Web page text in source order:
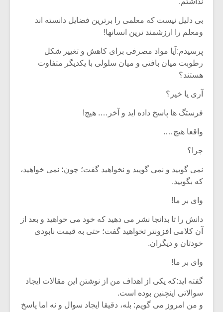
بی دلیل نیست که معلمی را برترین فضایل دانسته اند
ومعلم را ارزشمند ترین انسانها!
پرسیدم:آیا مواد مصرفی برای کاهش و تغییر شکل
رطوبت میان بافتی و میان سلولی با یکدیگر متفاوت
هستند؟
آری یا خیر؟
فرستگ ها پاسخ داده اید و آخر…. هیچ!
واقعا هیچ….
چرا؟
نمی گویید و نمی گویید و نخواهید گفت؛ چون؛ نمی خواهید،
که بگویید.
وای بر ما!
دانش را تا بدانجا نشر می دهید که خود می خواهید و بعد از
آن کلامی افزونتر تخواهید گفت؛ حتی به قیمت نابودی
خودتان و دیگران.
وای بر ما!
گفته اید:که یکی از اهداف من از نوشتن این مقالات ایجاد
سوالاتی اینچنین بوده است.
و من امروز می گویم: بله، دقیقا ایجاد سوال و نه اما پاسخ